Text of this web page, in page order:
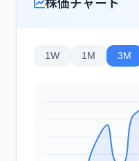
1W 1M 3M